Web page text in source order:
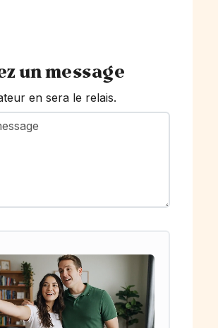
un message
en sera le relais.